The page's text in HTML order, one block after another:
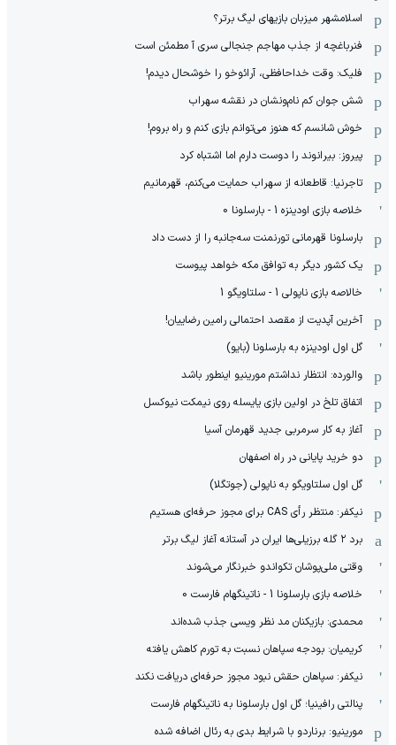
اسلامشهر میزبان بازیهای لیگ برتر؟
فنرباغچه از جذب مهاجم جنجالی سری آ مطمئن است
فلیک: وقت خداحافظی، آرائوخو را خوشحال دیدم!
شش جوان کم نام‌و‌نشان در نقشه سهراب
خوش شانسم که هنوز می‌توانم بازی کنم و راه بروم!
پیروز: بیرانوند را دوست دارم اما اشتباه کرد
تاجرنیا: قاطعانه از سهراب حمایت می‌کنم، قهرمانیم
خلاصه بازی اودینزه 1 - بارسلونا 0
بارسلونا قهرمانی تورنمنت سه‌جانبه را از دست داد
یک کشور دیگر به توافق مکه خواهد پیوست
خالاصه بازی ناپولی 1 - سلتاویگو 1
آخرین آپدیت از مقصد احتمالی رامین رضاییان!
گل اول اودینزه به بارسلونا (بایو)
والورده: انتظار نداشتم مورینیو اینطور باشد
اتفاق تلخ در اولین بازی یایسله روی نیمکت نیوکسل
آغاز به کار سرمربی جدید قهرمان آسیا
دو خرید پایانی در راه اصفهان
گل اول سلتاویگو به ناپولی (جوتگلا)
نیکفر: منتظر رأی CAS برای مجوز حرفه‌ای هستیم
برد ۲ گله برزیلی‌ها ایران در آستانه آغاز لیگ برتر
وقتی ملی‌پوشان تکواندو خبرنگار می‌شوند
خلاصه بازی بارسلونا 1 - ناتینگهام فارست 0
محمدی: بازیکنان مد نظر ویسی جذب شده‌اند
کریمیان: بودجه سپاهان نسبت به تورم کاهش یافته
نیکفر: سپاهان حقش نبود مجوز حرفه‌ای دریافت نکند
پنالتی رافینیا؛ گل اول بارسلونا به ناتینگهام فارست
مورینیو: برناردو با شرایط بدی به رئال اضافه شده